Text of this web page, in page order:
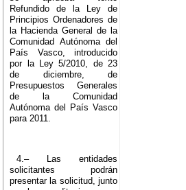
Refundido de la Ley de
Principios Ordenadores de
la Hacienda General de la
Comunidad Autónoma del
País Vasco, introducido
por la Ley 5/2010, de 23
de diciembre, de
Presupuestos Generales
de la Comunidad
Autónoma del País Vasco
para 2011.
4.– Las entidades
solicitantes podrán
presentar la solicitud, junto